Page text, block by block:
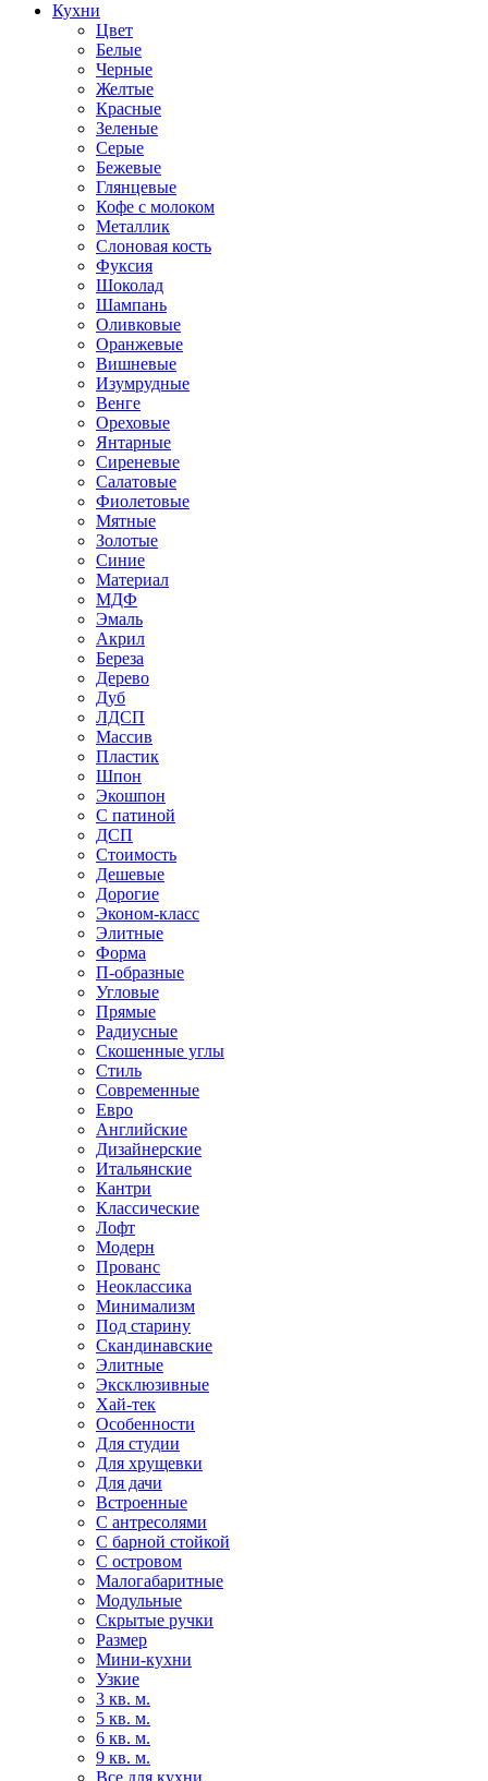
Кухни
Цвет
Белые
Черные
Желтые
Красные
Зеленые
Серые
Бежевые
Глянцевые
Кофе с молоком
Металлик
Слоновая кость
Фуксия
Шоколад
Шампань
Оливковые
Оранжевые
Вишневые
Изумрудные
Венге
Ореховые
Янтарные
Сиреневые
Салатовые
Фиолетовые
Мятные
Золотые
Синие
Материал
МДФ
Эмаль
Акрил
Береза
Дерево
Дуб
ЛДСП
Массив
Пластик
Шпон
Экошпон
С патиной
ДСП
Стоимость
Дешевые
Дорогие
Эконом-класс
Элитные
Форма
П-образные
Угловые
Прямые
Радиусные
Скошенные углы
Стиль
Современные
Евро
Английские
Дизайнерские
Итальянские
Кантри
Классические
Лофт
Модерн
Прованс
Неоклассика
Минимализм
Под старину
Скандинавские
Элитные
Эксклюзивные
Хай-тек
Особенности
Для студии
Для хрущевки
Для дачи
Встроенные
С антресолями
С барной стойкой
С островом
Малогабаритные
Модульные
Скрытые ручки
Размер
Мини-кухни
Узкие
3 кв. м.
5 кв. м.
6 кв. м.
9 кв. м.
Все для кухни